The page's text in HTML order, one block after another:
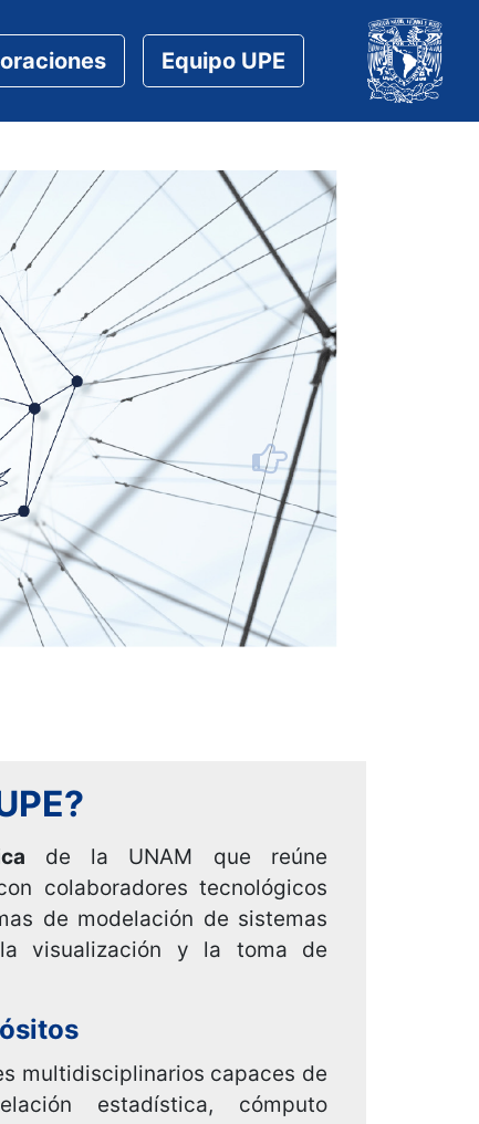
Equipo UPE
Siguiente
de la UNAM que reúne
colaboradores tecnológicos
de modelación de sistemas
visualización y la toma de
multidisciplinarios capaces de